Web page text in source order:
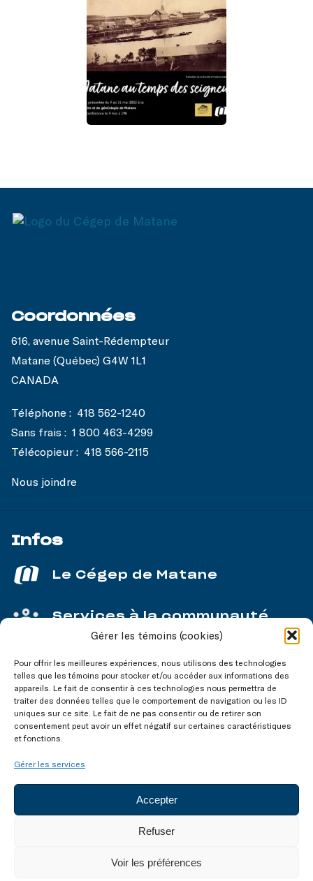
Gérer les témoins (cookies)
Pour offrir les meilleures expériences, nous utilisons des technologies
telles que les témoins pour stocker et/ou accéder aux informations des
appareils. Le fait de consentir à ces technologies nous permettra de
traiter des données telles que le comportement de navigation ou les ID
uniques sur ce site. Le fait de ne pas consentir ou de retirer son
consentement peut avoir un effet négatif sur certaines caractéristiques
et fonctions.
Gérer les services
Accepter
Refuser
Voir les préférences
Coordonnées
616, avenue Saint-Rédempteur
Matane (Québec) G4W 1L1
CANADA
Téléphone : 418 562-1240
Sans frais : 1 800 463-4299
Télécopieur : 418 566-2115
Nous joindre
Infos
Le Cégep de Matane
Services à la communauté
Service aux entreprises
Nos réseaux
Confidentialité